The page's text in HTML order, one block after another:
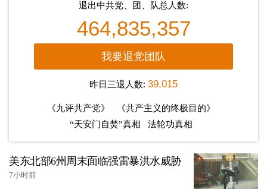
退出中共党、团、队总人数:
464,835,357
我要退党团队
昨日三退人数: 39,015
《九评共产党》
《共产主义的终极目的》
“天安门自焚”真相
法轮功真相
美东北部6州周末面临强雷暴洪水威胁
7小时前